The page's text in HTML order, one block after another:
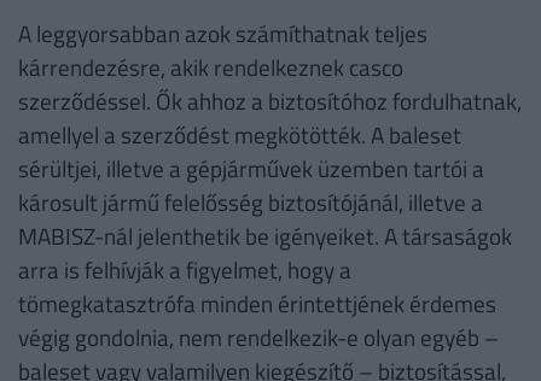
A leggyorsabban azok számíthatnak teljes
kárrendezésre, akik rendelkeznek casco
szerződéssel. Ők ahhoz a biztosítóhoz fordulhatnak,
amellyel a szerződést megkötötték. A baleset
sérültjei, illetve a gépjárművek üzemben tartói a
károsult jármű felelősség biztosítójánál, illetve a
MABISZ-nál jelenthetik be igényeiket. A társaságok
arra is felhívják a figyelmet, hogy a
tömegkatasztrófa minden érintettjének érdemes
végig gondolnia, nem rendelkezik-e olyan egyéb –
baleset vagy valamilyen kiegészítő – biztosítással,